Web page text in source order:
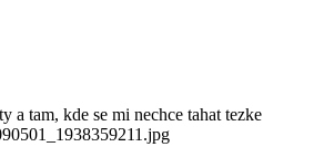
tam, kde se mi nechce tahat tezke